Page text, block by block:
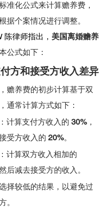
准化公式来计算赡养费，
据个案情况进行调整。
陈律师指出， 美国离婚赡养
公式如下：
方和接受方收入差异
赡养费的初步计算基于双
通常计算方式如下：
：计算支付方收入的 30%，
受方收入的 20%。
：计算双方收入相加的
后减去接受方的收入。
择较低的结果，以避免过
。